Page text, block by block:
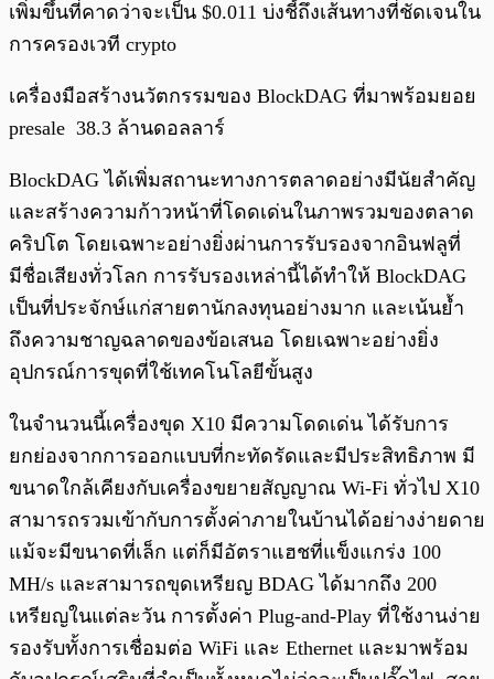
เพิ่มขึ้นที่คาดว่าจะเป็น $0.011 บ่งชี้ถึงเส้นทางที่ชัดเจนใน
การครองเวที crypto
เครื่องมือสร้างนวัตกรรมของ BlockDAG ที่มาพร้อมยอย
presale 38.3 ล้านดอลลาร์
BlockDAG ได้เพิ่มสถานะทางการตลาดอย่างมีนัยสำคัญ
และสร้างความก้าวหน้าที่โดดเด่นในภาพรวมของตลาด
คริปโต โดยเฉพาะอย่างยิ่งผ่านการรับรองจากอินฟลูที่
มีชื่อเสียงทั่วโลก การรับรองเหล่านี้ได้ทำให้ BlockDAG
เป็นที่ประจักษ์แก่สายตานักลงทุนอย่างมาก และเน้นย้ำ
ถึงความชาญฉลาดของข้อเสนอ โดยเฉพาะอย่างยิ่ง
อุปกรณ์การขุดที่ใช้เทคโนโลยีขั้นสูง
ในจำนวนนี้เครื่องขุด X10 มีความโดดเด่น ได้รับการ
ยกย่องจากการออกแบบที่กะทัดรัดและมีประสิทธิภาพ มี
ขนาดใกล้เคียงกับเครื่องขยายสัญญาณ Wi-Fi ทั่วไป X10
สามารถรวมเข้ากับการตั้งค่าภายในบ้านได้อย่างง่ายดาย
แม้จะมีขนาดที่เล็ก แต่ก็มีอัตราแฮชที่แข็งแกร่ง 100
MH/s และสามารถขุดเหรียญ BDAG ได้มากถึง 200
เหรียญในแต่ละวัน การตั้งค่า Plug-and-Play ที่ใช้งานง่าย
รองรับทั้งการเชื่อมต่อ WiFi และ Ethernet และมาพร้อม